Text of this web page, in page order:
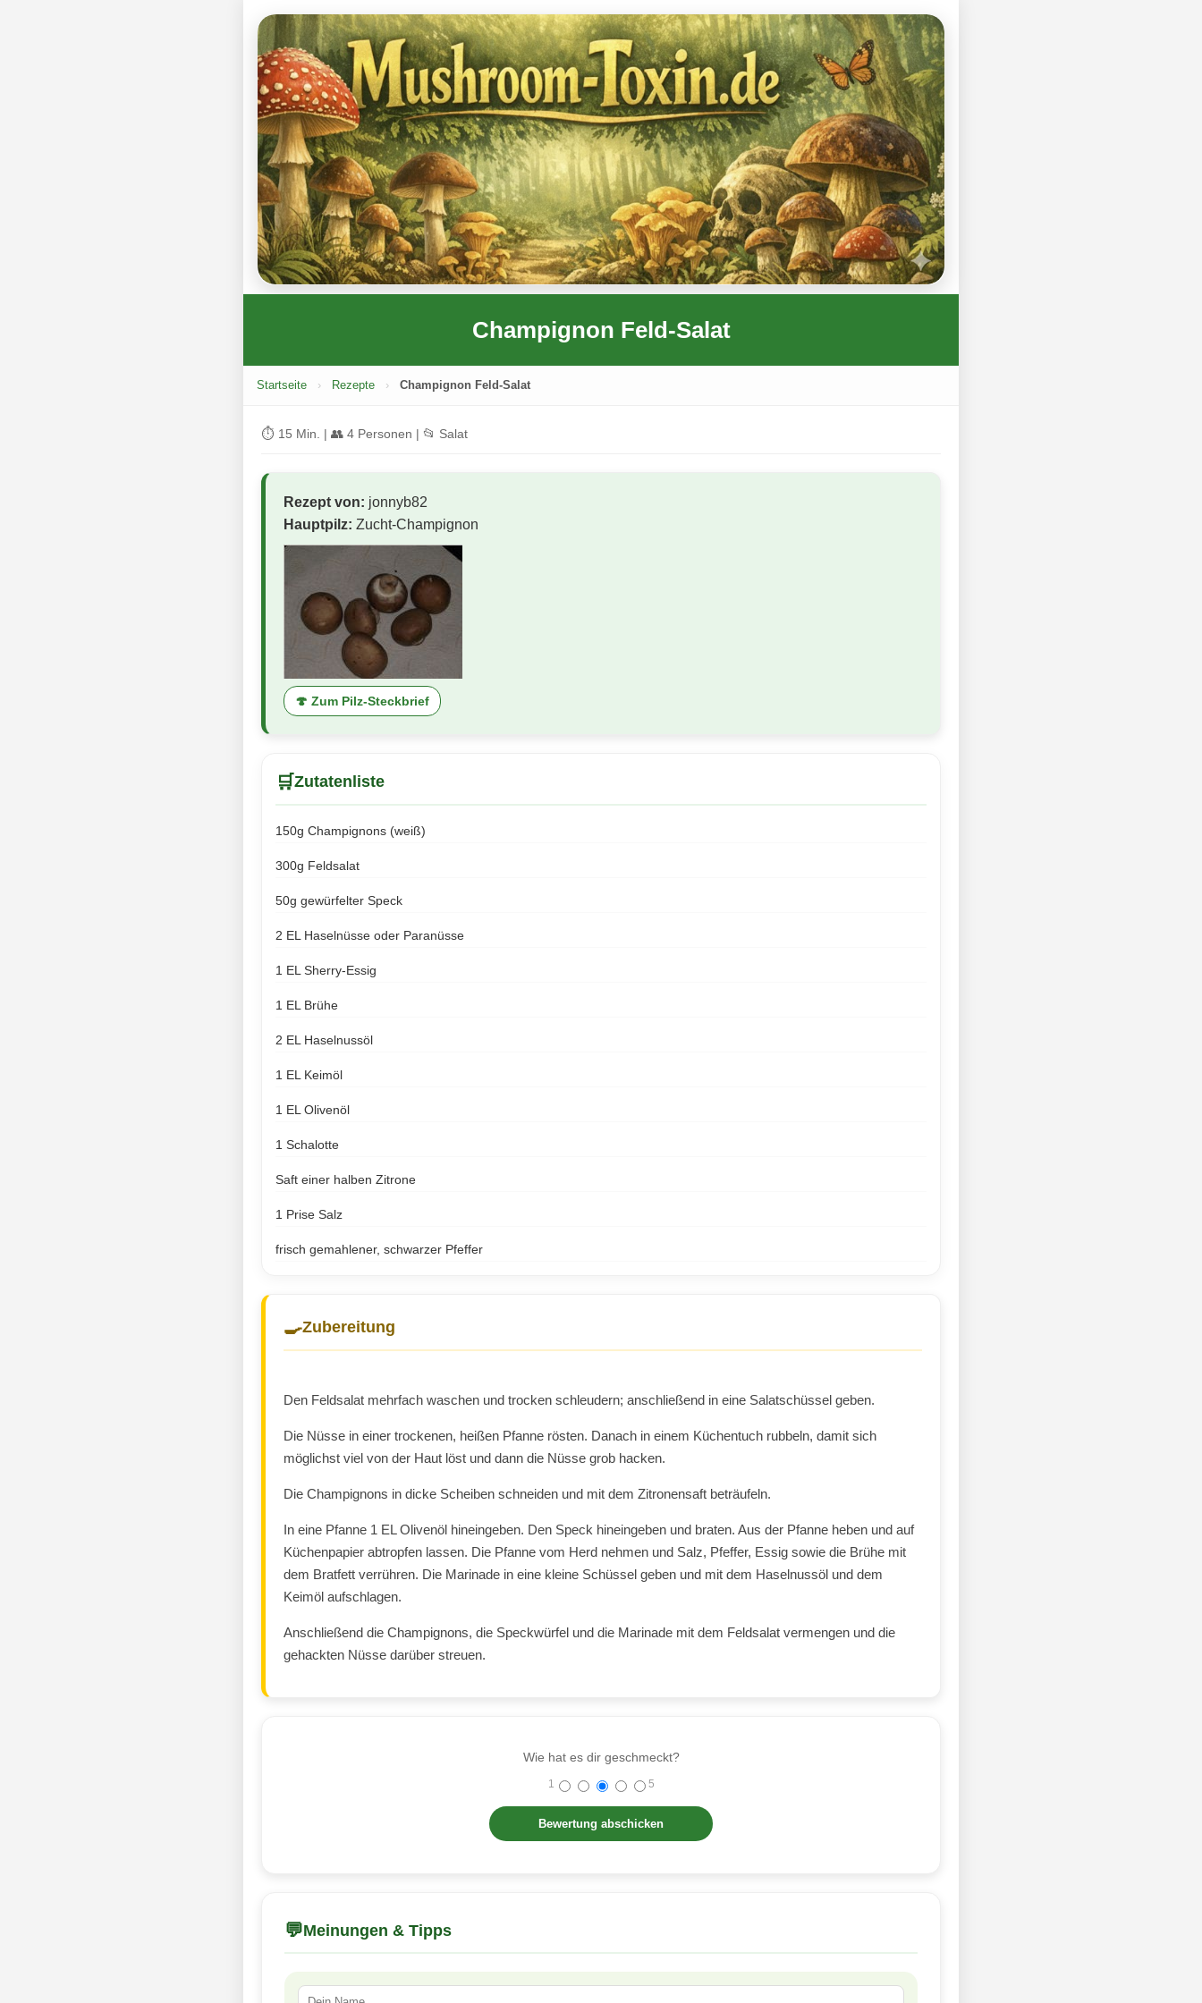
Champignon Feld-Salat
Startseite › Rezepte › Champignon Feld-Salat
⏱ 15 Min. | 👥 4 Personen | 📂 Salat
Rezept von: jonnyb82
Hauptpilz: Zucht-Champignon
🍄 Zum Pilz-Steckbrief
🛒Zutatenliste
150g Champignons (weiß)
300g Feldsalat
50g gewürfelter Speck
2 EL Haselnüsse oder Paranüsse
1 EL Sherry-Essig
1 EL Brühe
2 EL Haselnussöl
1 EL Keimöl
1 EL Olivenöl
1 Schalotte
Saft einer halben Zitrone
1 Prise Salz
frisch gemahlener, schwarzer Pfeffer
🍳Zubereitung
Den Feldsalat mehrfach waschen und trocken schleudern; anschließend in eine Salatschüssel geben.
Die Nüsse in einer trockenen, heißen Pfanne rösten. Danach in einem Küchentuch rubbeln, damit sich
möglichst viel von der Haut löst und dann die Nüsse grob hacken.
Die Champignons in dicke Scheiben schneiden und mit dem Zitronensaft beträufeln.
In eine Pfanne 1 EL Olivenöl hineingeben. Den Speck hineingeben und braten. Aus der Pfanne heben und auf
Küchenpapier abtropfen lassen. Die Pfanne vom Herd nehmen und Salz, Pfeffer, Essig sowie die Brühe mit
dem Bratfett verrühren. Die Marinade in eine kleine Schüssel geben und mit dem Haselnussöl und dem
Keimöl aufschlagen.
Anschließend die Champignons, die Speckwürfel und die Marinade mit dem Feldsalat vermengen und die
gehackten Nüsse darüber streuen.
Wie hat es dir geschmeckt?
1 5
💬Meinungen & Tipps